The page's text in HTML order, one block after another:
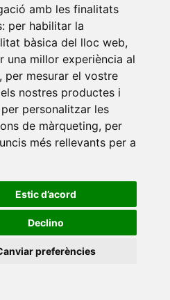
amb les finalitats
per habilitar la
bàsica del lloc web,
una millor experiència al
, per mesurar el vostre
nostres productes i
personalitzar les
de màrqueting, per
més rellevants per a
Estic d’acord
Declino
preferències
com a
vostres dades amb la
vostra subscripció i
i activitats que
Podeu exercir els
supressió,
oposició al tractament
Podeu
addicional i
de dades
casella, consentiu que